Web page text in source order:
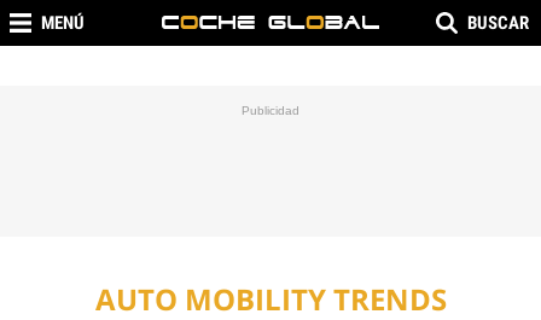
MENÚ BUSCAR
AUTO MOBILITY TRENDS